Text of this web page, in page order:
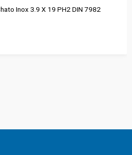
Inox 3.9 X 19 PH2 DIN 7982